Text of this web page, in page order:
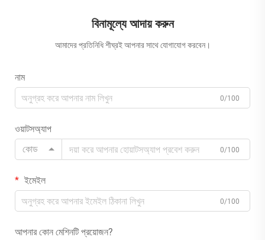
বিনামূল্যে আদায় করুন
আমাদের প্রতিনিধি শীঘ্রই আপনার সাথে যোগাযোগ করবেন।
নাম
0/100
ওয়াটসঅ্যাপ
কোড
0/100
ইমেইল
0/100
আপনার কোন মেশিনটি প্রয়োজন?